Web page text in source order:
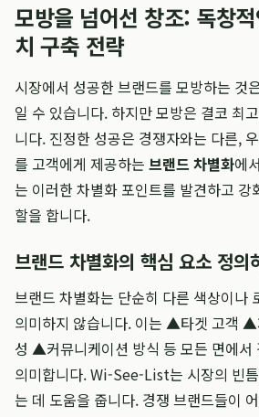
모방을 넘어선 창조: 독창
치 구축 전략
시장에서 성공한 브랜드를 모방하는 것
일 수 있습니다. 하지만 모방은 결코 최
니다. 진정한 성공은 경쟁자와는 다른,
를 고객에게 제공하는 브랜드 차별화에
는 이러한 차별화 포인트를 발견하고 강
할을 합니다.
브랜드 차별화의 핵심 요소 정의
브랜드 차별화는 단순히 다른 색상이나
의미하지 않습니다. 이는 ▲타겟 고객
성 ▲커뮤니케이션 방식 등 모든 면에서
의미합니다. Wi-See-List는 시장의 빈
는 데 도움을 줍니다. 경쟁 브랜드들이